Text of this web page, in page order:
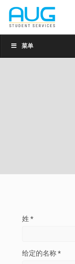
菜单
姓 *
给定的名称 *